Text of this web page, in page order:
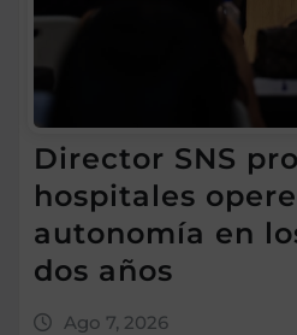
Director SNS
hospitales
autonomía en
dos años
Ago 7, 2026